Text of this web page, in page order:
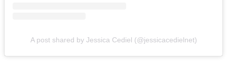
A post shared by Jessica Cediel (@jessicacedielnet)